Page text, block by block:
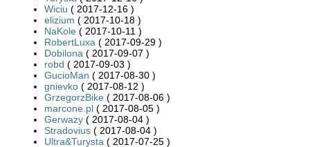
Wiciu ( 2017-12-16 )
elizium ( 2017-10-18 )
NaKole ( 2017-10-11 )
RobertLuxa ( 2017-09-29 )
Dobilona ( 2017-09-07 )
robd ( 2017-09-03 )
GucioMan ( 2017-08-30 )
gnievko ( 2017-08-12 )
GrzegorzBike ( 2017-08-06 )
marcone.pl ( 2017-08-05 )
Gerwazy ( 2017-08-04 )
Stradovius ( 2017-08-04 )
Ultra&Turysta ( 2017-07-25 )